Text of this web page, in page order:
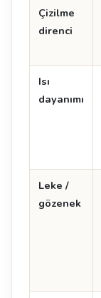
Çizilme
direnci
Isı
dayanımı
Leke /
gözenek